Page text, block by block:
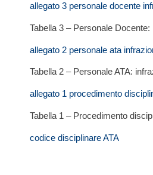
allegato 3 personale docente
Tabella 3 – Personale
allegato 2 personale ata
Tabella 2 – Personale ATA:
allegato 1 procedimento
Tabella 1 – Procedimento
codice disciplinare ATA